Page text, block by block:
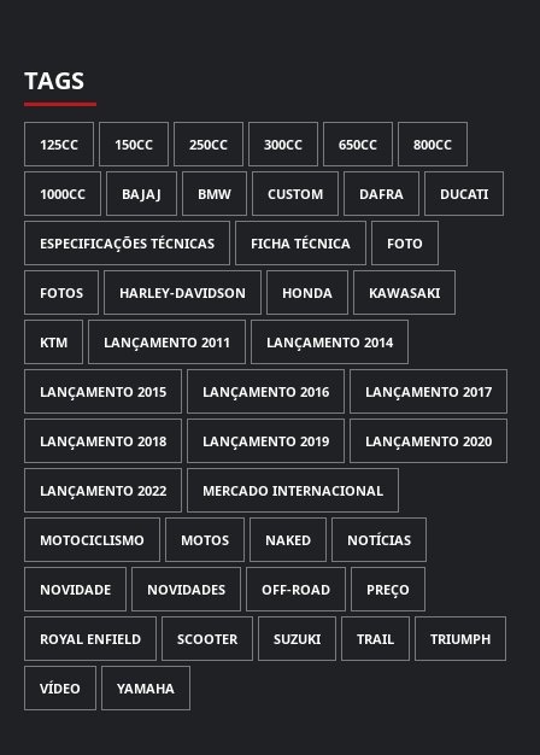
TAGS
125CC 150CC 250CC 300CC 650CC 800CC
1000CC BAJAJ BMW CUSTOM DAFRA DUCATI
ESPECIFICAÇÕES TÉCNICAS FICHA TÉCNICA FOTO
FOTOS HARLEY-DAVIDSON HONDA KAWASAKI
KTM LANÇAMENTO 2011 LANÇAMENTO 2014
LANÇAMENTO 2015 LANÇAMENTO 2016 LANÇAMENTO 2017
LANÇAMENTO 2018 LANÇAMENTO 2019 LANÇAMENTO 2020
LANÇAMENTO 2022 MERCADO INTERNACIONAL
MOTOCICLISMO MOTOS NAKED NOTÍCIAS
NOVIDADE NOVIDADES OFF-ROAD PREÇO
ROYAL ENFIELD SCOOTER SUZUKI TRAIL TRIUMPH
VÍDEO YAMAHA